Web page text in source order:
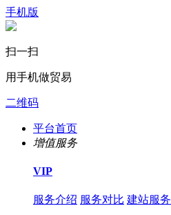
手机版
扫一扫
用手机做贸易
二维码
平台首页
增值服务
VIP
服务介绍 服务对比 建站服务